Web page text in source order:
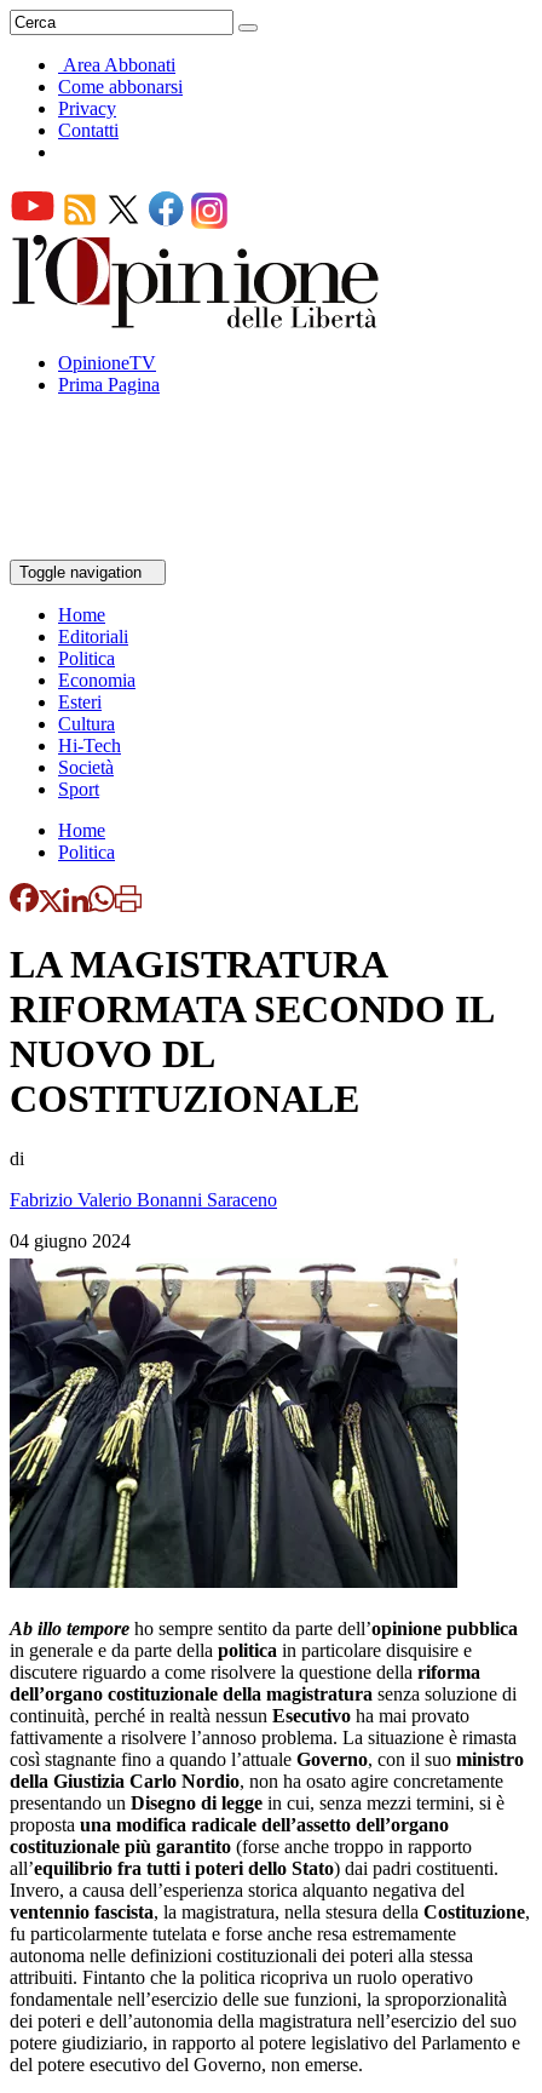
Area Abbonati
Come abbonarsi
Privacy
Contatti
OpinioneTV
Prima Pagina
Toggle navigation
Home
Editoriali
Politica
Economia
Esteri
Cultura
Hi-Tech
Società
Sport
Home
Politica
LA MAGISTRATURA
RIFORMATA SECONDO IL
NUOVO DL
COSTITUZIONALE
di
Fabrizio Valerio Bonanni Saraceno
04 giugno 2024
Ab illo tempore ho sempre sentito da parte dell’opinione pubblica
in generale e da parte della politica in particolare disquisire e
discutere riguardo a come risolvere la questione della riforma
dell’organo costituzionale della magistratura senza soluzione di
continuità, perché in realtà nessun Esecutivo ha mai provato
fattivamente a risolvere l’annoso problema. La situazione è rimasta
così stagnante fino a quando l’attuale Governo, con il suo ministro
della Giustizia Carlo Nordio, non ha osato agire concretamente
presentando un Disegno di legge in cui, senza mezzi termini, si è
proposta una modifica radicale dell’assetto dell’organo
costituzionale più garantito (forse anche troppo in rapporto
all’equilibrio fra tutti i poteri dello Stato) dai padri costituenti.
Invero, a causa dell’esperienza storica alquanto negativa del
ventennio fascista, la magistratura, nella stesura della Costituzione,
fu particolarmente tutelata e forse anche resa estremamente
autonoma nelle definizioni costituzionali dei poteri alla stessa
attribuiti. Fintanto che la politica ricopriva un ruolo operativo
fondamentale nell’esercizio delle sue funzioni, la sproporzionalità
dei poteri e dell’autonomia della magistratura nell’esercizio del suo
potere giudiziario, in rapporto al potere legislativo del Parlamento e
del potere esecutivo del Governo, non emerse.